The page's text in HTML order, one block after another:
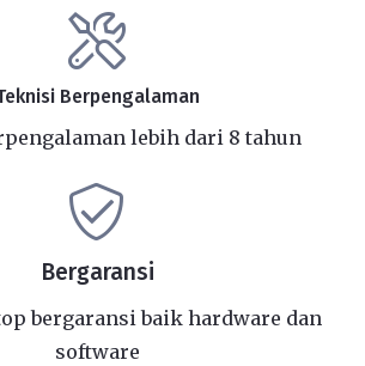
Berpengalaman
lebih dari 8 tahun
Bergaransi
bergaransi baik hardware dan
software